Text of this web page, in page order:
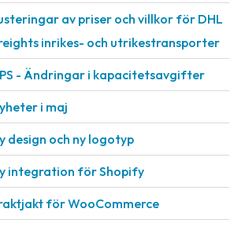
av priser och villkor för DHL
inrikes- och utrikestransporter
- Ändringar i kapacitetsavgifter
i maj
design och ny logotyp
integration för Shopify
för WooCommerce